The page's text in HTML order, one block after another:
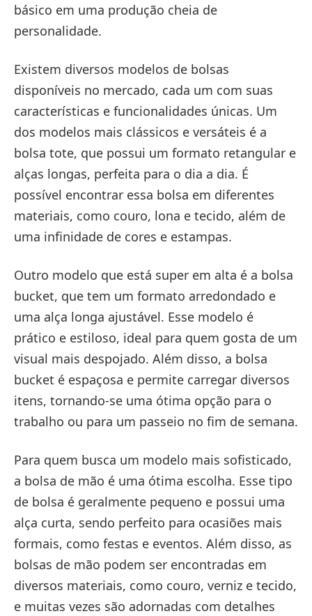
básico em uma produção cheia de
personalidade.
Existem diversos modelos de bolsas
disponíveis no mercado, cada um com suas
características e funcionalidades únicas. Um
dos modelos mais clássicos e versáteis é a
bolsa tote, que possui um formato retangular e
alças longas, perfeita para o dia a dia. É
possível encontrar essa bolsa em diferentes
materiais, como couro, lona e tecido, além de
uma infinidade de cores e estampas.
Outro modelo que está super em alta é a bolsa
bucket, que tem um formato arredondado e
uma alça longa ajustável. Esse modelo é
prático e estiloso, ideal para quem gosta de um
visual mais despojado. Além disso, a bolsa
bucket é espaçosa e permite carregar diversos
itens, tornando-se uma ótima opção para o
trabalho ou para um passeio no fim de semana.
Para quem busca um modelo mais sofisticado,
a bolsa de mão é uma ótima escolha. Esse tipo
de bolsa é geralmente pequeno e possui uma
alça curta, sendo perfeito para ocasiões mais
formais, como festas e eventos. Além disso, as
bolsas de mão podem ser encontradas em
diversos materiais, como couro, verniz e tecido,
e muitas vezes são adornadas com detalhes